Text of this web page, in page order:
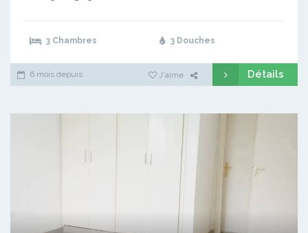
3 Chambres 3 Douches
6 mois depuis J'aime Détails